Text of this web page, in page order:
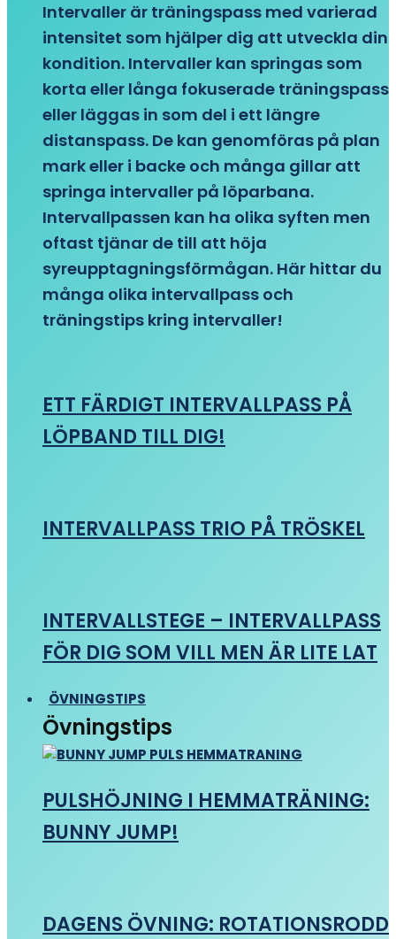
Intervaller är träningspass med varierad
intensitet som hjälper dig att utveckla din
kondition. Intervaller kan springas som
korta eller långa fokuserade träningspass
eller läggas in som del i ett längre
distanspass. De kan genomföras på plan
mark eller i backe och många gillar att
springa intervaller på löparbana.
Intervallpassen kan ha olika syften men
oftast tjänar de till att höja
syreupptagningsförmågan. Här hittar du
många olika intervallpass och
träningstips kring intervaller!
ETT FÄRDIGT INTERVALLPASS PÅ
LÖPBAND TILL DIG!
INTERVALLPASS TRIO PÅ TRÖSKEL
INTERVALLSTEGE – INTERVALLPASS
FÖR DIG SOM VILL MEN ÄR LITE LAT
ÖVNINGSTIPS
Övningstips
PULSHÖJNING I HEMMATRÄNING:
BUNNY JUMP!
DAGENS ÖVNING: ROTATIONSRODD